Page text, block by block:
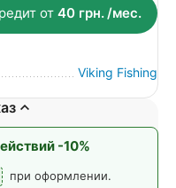
от 40грн./мес.
Viking Fishing
-10%
при оформлении.